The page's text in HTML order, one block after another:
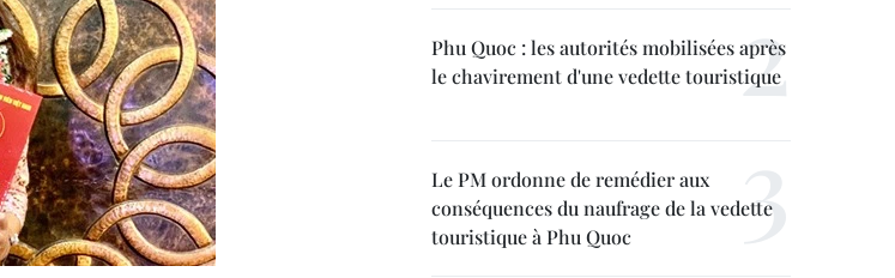
Phu Quoc : les autorités mobilisées après
le chavirement d'une vedette touristique
Le PM ordonne de remédier aux
conséquences du naufrage de la vedette
touristique à Phu Quoc